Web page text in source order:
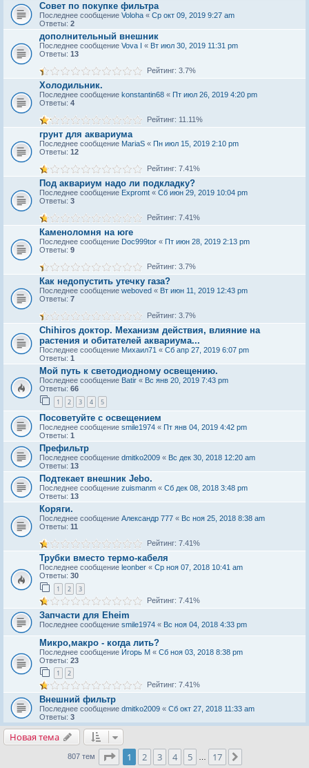
Совет по покупке фильтра
Последнее сообщение Voloha « Ср окт 09, 2019 9:27 am
Ответы: 2
дополнительный внешник
Последнее сообщение Vova I « Вт июл 30, 2019 11:31 pm
Ответы: 13
Рейтинг: 3.7%
Холодильник.
Последнее сообщение konstantin68 « Пт июл 26, 2019 4:20 pm
Ответы: 4
Рейтинг: 11.11%
грунт для аквариума
Последнее сообщение MariaS « Пн июл 15, 2019 2:10 pm
Ответы: 12
Рейтинг: 7.41%
Под аквариум надо ли подкладку?
Последнее сообщение Expromt « Сб июн 29, 2019 10:04 pm
Ответы: 3
Рейтинг: 7.41%
Каменоломня на юге
Последнее сообщение Doc999tor « Пт июн 28, 2019 2:13 pm
Ответы: 9
Рейтинг: 3.7%
Как недопустить утечку газа?
Последнее сообщение weboved « Вт июн 11, 2019 12:43 pm
Ответы: 7
Рейтинг: 3.7%
Chihiros доктор. Механизм действия, влияние на
растения и обитателей аквариума...
Последнее сообщение Михаил71 « Сб апр 27, 2019 6:07 pm
Ответы: 1
Мой путь к светодиодному освещению.
Последнее сообщение Batir « Вс янв 20, 2019 7:43 pm
Ответы: 66
1 2 3 4 5
Посоветуйте с освещением
Последнее сообщение smile1974 « Пт янв 04, 2019 4:42 pm
Ответы: 1
Префильтр
Последнее сообщение dmitko2009 « Вс дек 30, 2018 12:20 am
Ответы: 13
Подтекает внешник Jebo.
Последнее сообщение zuismanm « Сб дек 08, 2018 3:48 pm
Ответы: 13
Коряги.
Последнее сообщение Александр 777 « Вс ноя 25, 2018 8:38 am
Ответы: 11
Рейтинг: 7.41%
Трубки вместо термо-кабеля
Последнее сообщение leonber « Ср ноя 07, 2018 10:41 am
Ответы: 30
1 2 3
Рейтинг: 7.41%
Запчасти для Eheim
Последнее сообщение smile1974 « Вс ноя 04, 2018 4:33 pm
Микро,макро - когда лить?
Последнее сообщение Игорь М « Сб ноя 03, 2018 8:38 pm
Ответы: 23
1 2
Рейтинг: 7.41%
Внешний фильтр
Последнее сообщение dmitko2009 « Сб окт 27, 2018 11:33 am
Ответы: 3
Новая тема
807 тем Страница1 из
1 2 3 4 5 … 17